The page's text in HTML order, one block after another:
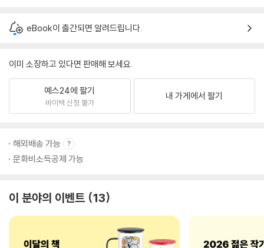
eBook이 출간되면 알려드립니다.
이미 소장하고 있다면 판매해 보세요.
예스24에 팔기
바이백 신청 불가
내 가게에서 팔기
해외배송 가능
문화비소득공제 가능
이 분야의 이벤트 13